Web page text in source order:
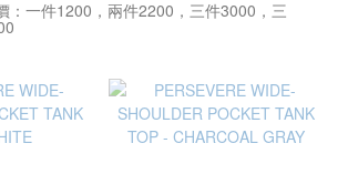
：一件1200，兩件2200，三件3000，三